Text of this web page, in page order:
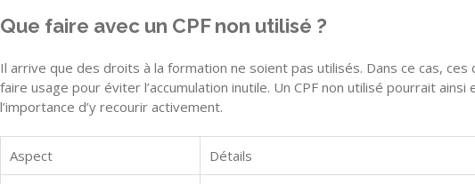
Que faire avec un CPF non utilisé ?
Il arrive que des droits à la formation ne soient pas utilisés. Dans ce cas,
faire usage pour éviter l’accumulation inutile. Un CPF non utilisé pourrait
l’importance d’y recourir activement.
Aspect Détails